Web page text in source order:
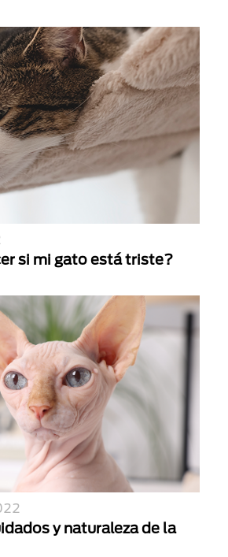
si mi gato está triste?
y naturaleza de la